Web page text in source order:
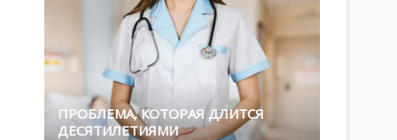
ПРОБЛЕМА, КОТОРАЯ ДЛИТСЯ
ДЕСЯТИЛЕТИЯМИ